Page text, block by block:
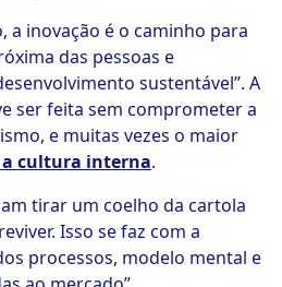
a inovação é o caminho para
das pessoas e
sustentável”. A
ser feita sem comprometer a
e muitas vezes o maior
cultura interna.
tirar um coelho da cartola
Isso se faz com a
processos, modelo mental e